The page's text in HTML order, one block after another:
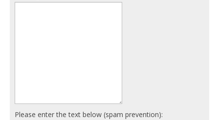
Please enter the text below (spam prevention):